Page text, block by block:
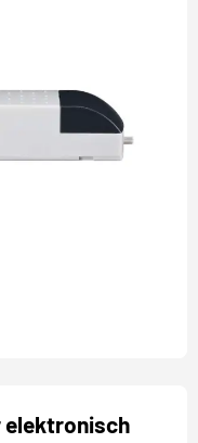
elektronisch